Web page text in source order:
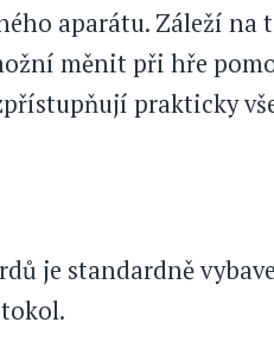
aparátu. Záleží na
měnit při hře
prakticky
je standardně